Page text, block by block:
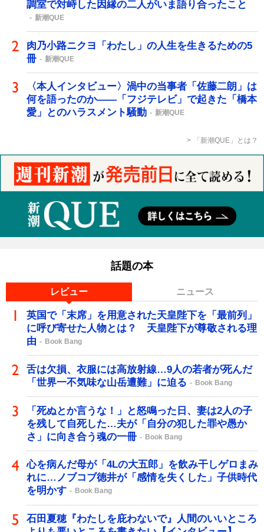
調室で対峙した因縁の二人がいま語り合ったこと
新潮QUE
肉乃小路ニクヨ「わたし」の人生を生きるための5
冊
新潮QUE
〈本人インタビュー〉渦中の当事者「佐藤二朗」は
何を語ったのか――「フジテレビ」で起きた「橋本
愛」とのハラスメント騒動
新潮QUE
「新潮QUE」とは？
話題の本
レビュー ニュース
英国で「末席」を用意された天皇陛下を「最前列」
に呼び寄せた人物とは？ 天皇陛下が尊敬される理
由
Book Bang
舌は欠損、衣服には高放射線…9人の若者が死んだ
「世界一不気味な山岳遭難」に迫る
Book Bang
「死ぬとか言うな！」と怒鳴った日、妻は2人の子
を残して自死した…夫が「自分の犯した罪や愚か
さ」に向き合う魂の一冊
Book Bang
心を病んだ母が「4Lの大五郎」を飲み干しゲロまみ
れに…ノブコブ徳井が「感情を失くした」子供時代
を明かす
Book Bang
石田夏穂『わたしを庇わないで』人間のいいところ